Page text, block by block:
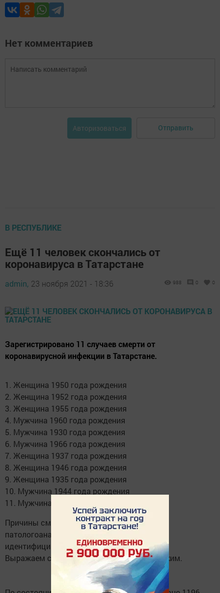
Нет комментариев
Авторизоваться Отправить
В РЕСПУБЛИКЕ
Ещё 11 человек скончались от
коронавируса в Татарстане
admin, 23 ноября 2021 - 18:36 988 0 0
Зарегистрировано 11 случаев смерти от
коронавирусной инфекции в Татарстане.
1. Женщина 1950 года рождения
2. Женщина 1952 года рождения
3. Женщина 1955 года рождения
4. Мужчина 1960 года рождения
5. Мужчина 1930 года рождения
6. Мужчина 1966 года рождения
7. Женщина 1937 года рождения
8. Женщина 1946 года рождения
9. Женщина 1935 года рождения
10. Мужчина 1944 года рождения
11. Мужчина 1957 года рождения
Причины смерти установлены в результате
патологоанатомической экспертизы. Вирус
идентифицирован.
Выражаем соболезнования родным и близким.